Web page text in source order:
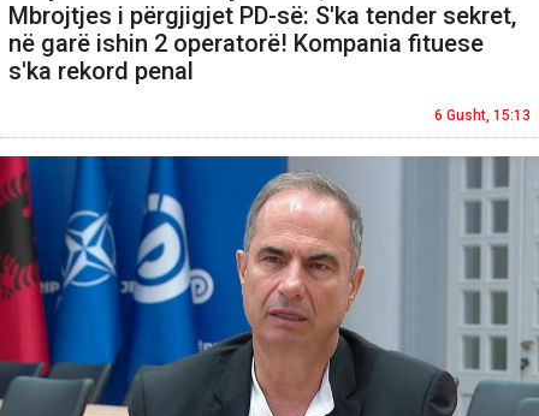
Mbrojtjes i përgjigjet PD-së: S'ka tender sekret,
në garë ishin 2 operatorë! Kompania fituese
s'ka rekord penal
6 Gusht, 15:13